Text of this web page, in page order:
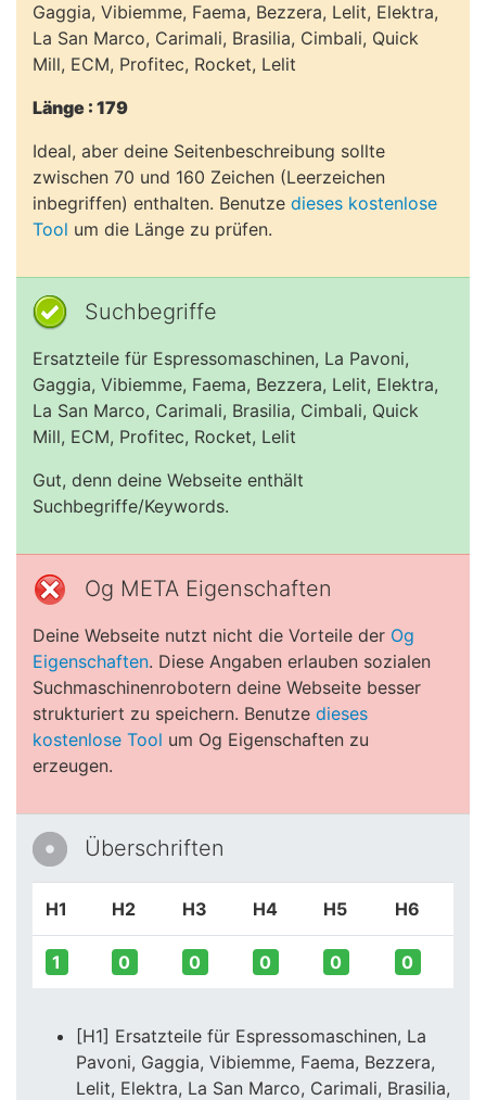
Gaggia, Vibiemme, Faema, Bezzera, Lelit, Elektra,
La San Marco, Carimali, Brasilia, Cimbali, Quick
Mill, ECM, Profitec, Rocket, Lelit
Länge : 179
Ideal, aber deine Seitenbeschreibung sollte
zwischen 70 und 160 Zeichen (Leerzeichen
inbegriffen) enthalten. Benutze dieses kostenlose
Tool um die Länge zu prüfen.
Suchbegriffe
Ersatzteile für Espressomaschinen, La Pavoni,
Gaggia, Vibiemme, Faema, Bezzera, Lelit, Elektra,
La San Marco, Carimali, Brasilia, Cimbali, Quick
Mill, ECM, Profitec, Rocket, Lelit
Gut, denn deine Webseite enthält
Suchbegriffe/Keywords.
Og META Eigenschaften
Deine Webseite nutzt nicht die Vorteile der Og
Eigenschaften. Diese Angaben erlauben sozialen
Suchmaschinenrobotern deine Webseite besser
strukturiert zu speichern. Benutze dieses
kostenlose Tool um Og Eigenschaften zu
erzeugen.
Überschriften
H1 H2 H3 H4 H5 H6
1 0 0 0 0 0
[H1] Ersatzteile für Espressomaschinen, La
Pavoni, Gaggia, Vibiemme, Faema, Bezzera,
Lelit, Elektra, La San Marco, Carimali, Brasilia,